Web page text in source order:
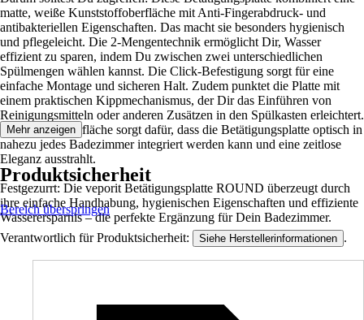
matte, weiße Kunststoffoberfläche mit Anti-Fingerabdruck- und
antibakteriellen Eigenschaften. Das macht sie besonders hygienisch
und pflegeleicht. Die 2-Mengentechnik ermöglicht Dir, Wasser
effizient zu sparen, indem Du zwischen zwei unterschiedlichen
Spülmengen wählen kannst. Die Click-Befestigung sorgt für eine
einfache Montage und sicheren Halt. Zudem punktet die Platte mit
einem praktischen Kippmechanismus, der Dir das Einführen von
Reinigungsmitteln oder anderen Zusätzen in den Spülkasten erleichtert.
Die weiße Oberfläche sorgt dafür, dass die Betätigungsplatte optisch in
nahezu jedes Badezimmer integriert werden kann und eine zeitlose
Eleganz ausstrahlt.
Festgezurrt: Die veporit Betätigungsplatte ROUND überzeugt durch
ihre einfache Handhabung, hygienischen Eigenschaften und effiziente
Wasserersparnis – die perfekte Ergänzung für Dein Badezimmer.
Mehr anzeigen
Produktsicherheit
Bereich überspringen
Verantwortlich für Produktsicherheit: Siehe Herstellerinformationen .